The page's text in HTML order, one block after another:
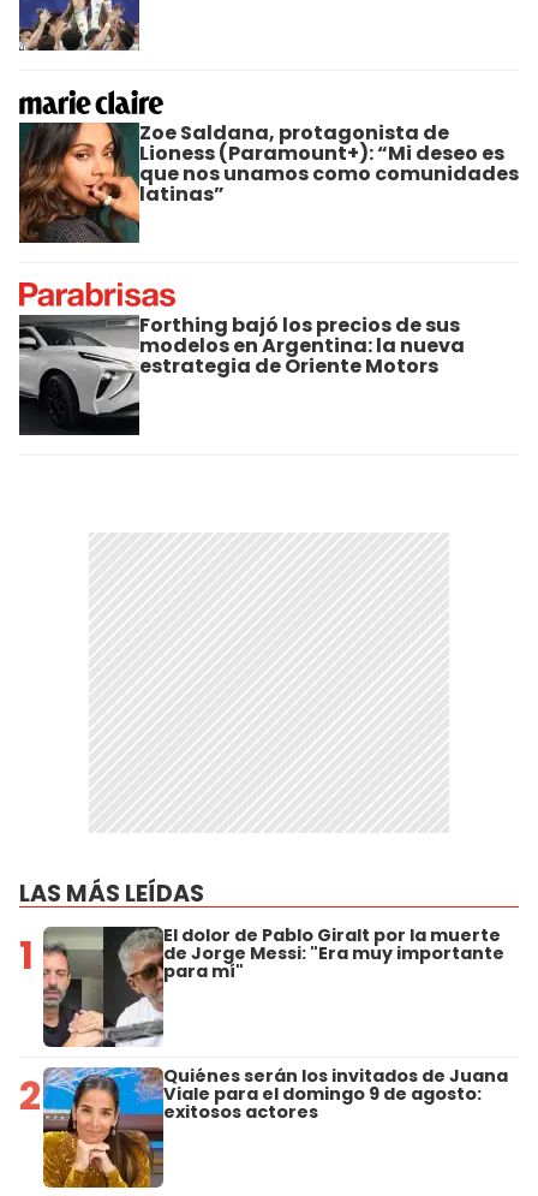
Zoe Saldana, protagonista de
Lioness (Paramount+): “Mi deseo es
que nos unamos como comunidades
latinas”
Forthing bajó los precios de sus
modelos en Argentina: la nueva
estrategia de Oriente Motors
LAS MÁS LEÍDAS
1 El dolor de Pablo Giralt por la muerte
de Jorge Messi: "Era muy importante
para mí"
2 Quiénes serán los invitados de Juana
Viale para el domingo 9 de agosto:
exitosos actores